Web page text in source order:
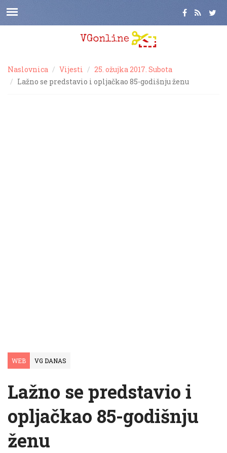
Naslovnica Vijesti
25. ožujka 2017. Subota
Lažno se predstavio i opljačkao 85-godišnju ženu
WEB VG DANAS
Lažno se predstavio i
opljačkao 85-godišnju
ženu